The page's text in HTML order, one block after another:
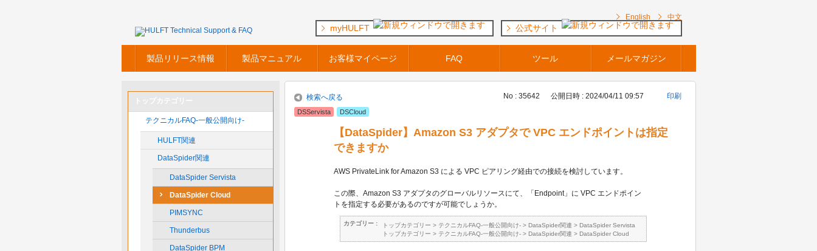
English 中文
製品リリース情報 製品マニュアル お客様マイページ FAQ ツール メールマガジン
myHULFT 公式サイト
テクニカルFAQ-一般公開向け-
HULFT関連
DataSpider関連
DataSpider Servista
DataSpider Cloud
PIMSYNC
Thunderbus
DataSpider BPM
検索へ戻る No : 35642 公開日時 : 2024/04/11 09:57 印刷
DSServista DSCloud
【DataSpider】Amazon S3 アダプタで VPC エンドポイントは指定
できますか
AWS PrivateLink for Amazon S3 による VPC ピアリング経由での接続を検討しています。
この際、Amazon S3 アダプタのグローバルリソースにて、「Endpoint」に VPC エンドポイン
トを指定する必要があるのですが可能でしょうか。
カテゴリー : トップカテゴリー > テクニカルFAQ-一般公開向け-> DataSpider関連 > DataSpider Servista
トップカテゴリー > テクニカルFAQ-一般公開向け-> DataSpider関連 > DataSpider Cloud